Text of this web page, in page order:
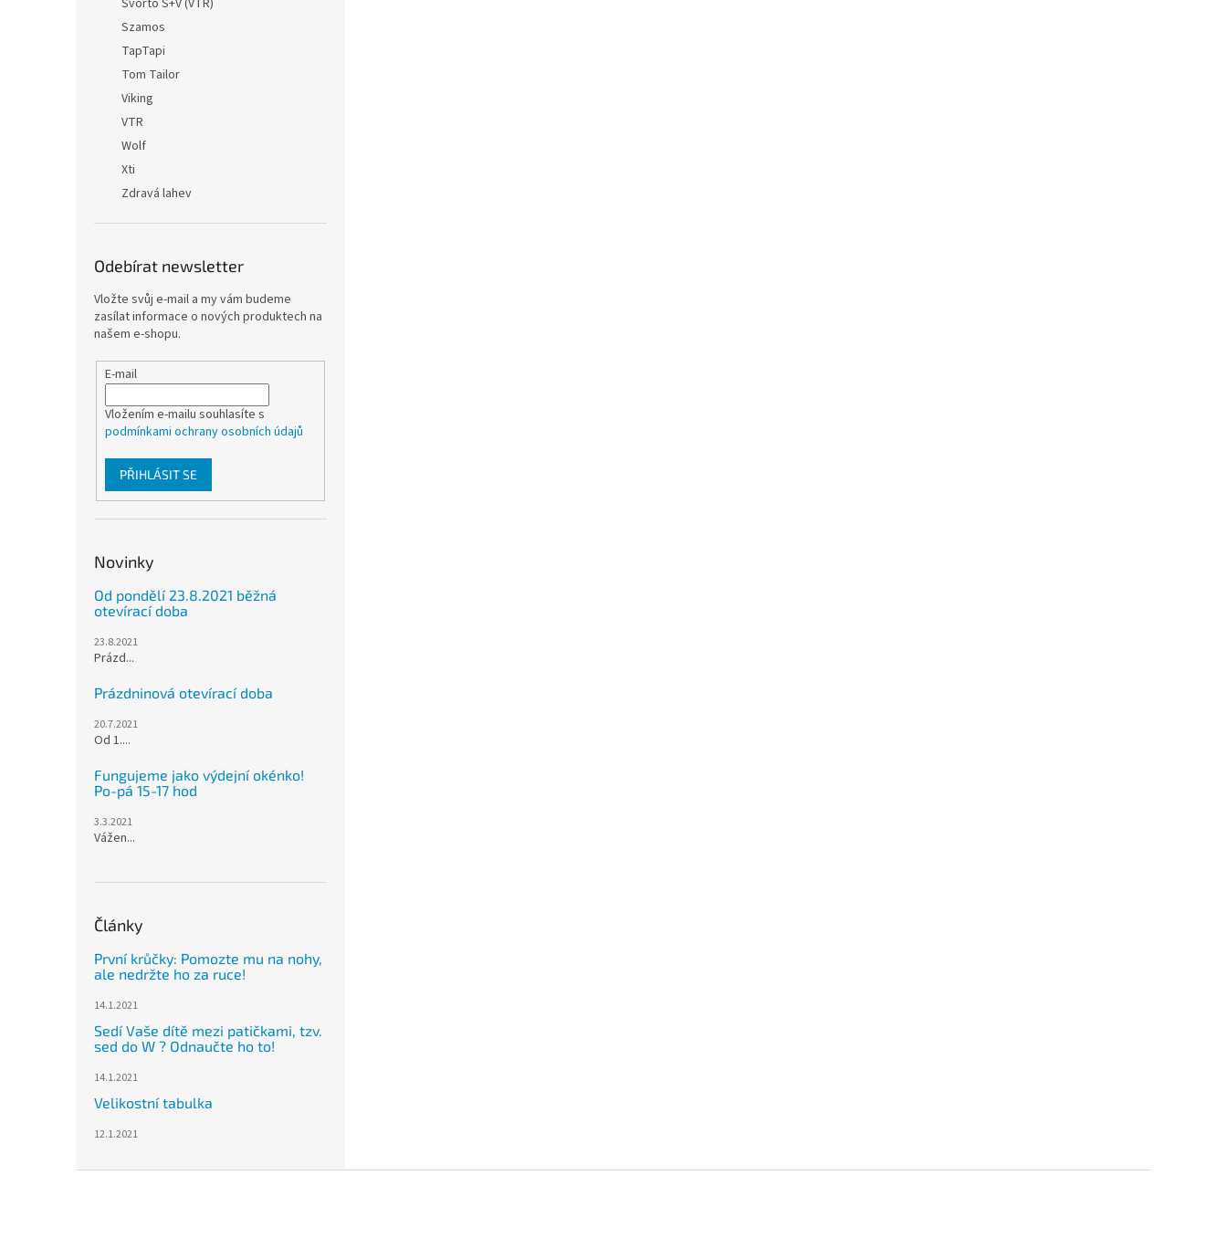
Svorto S+V (VTR)
Szamos
TapTapi
Tom Tailor
Viking
VTR
Wolf
Xti
Zdravá lahev
Odebírat newsletter
Vložte svůj e-mail a my vám budeme
zasílat informace o nových produktech na
našem e-shopu.
E-mail
Vložením e-mailu souhlasíte s
podmínkami ochrany osobních údajů
PŘIHLÁSIT SE
Novinky
Od pondělí 23.8.2021 běžná
otevírací doba
23.8.2021
Prázd...
Prázdninová otevírací doba
20.7.2021
Od 1....
Fungujeme jako výdejní okénko!
Po-pá 15-17 hod
3.3.2021
Vážen...
Články
První krůčky: Pomozte mu na nohy,
ale nedržte ho za ruce!
14.1.2021
Sedí Vaše dítě mezi patičkami, tzv.
sed do W ? Odnaučte ho to!
14.1.2021
Velikostní tabulka
12.1.2021